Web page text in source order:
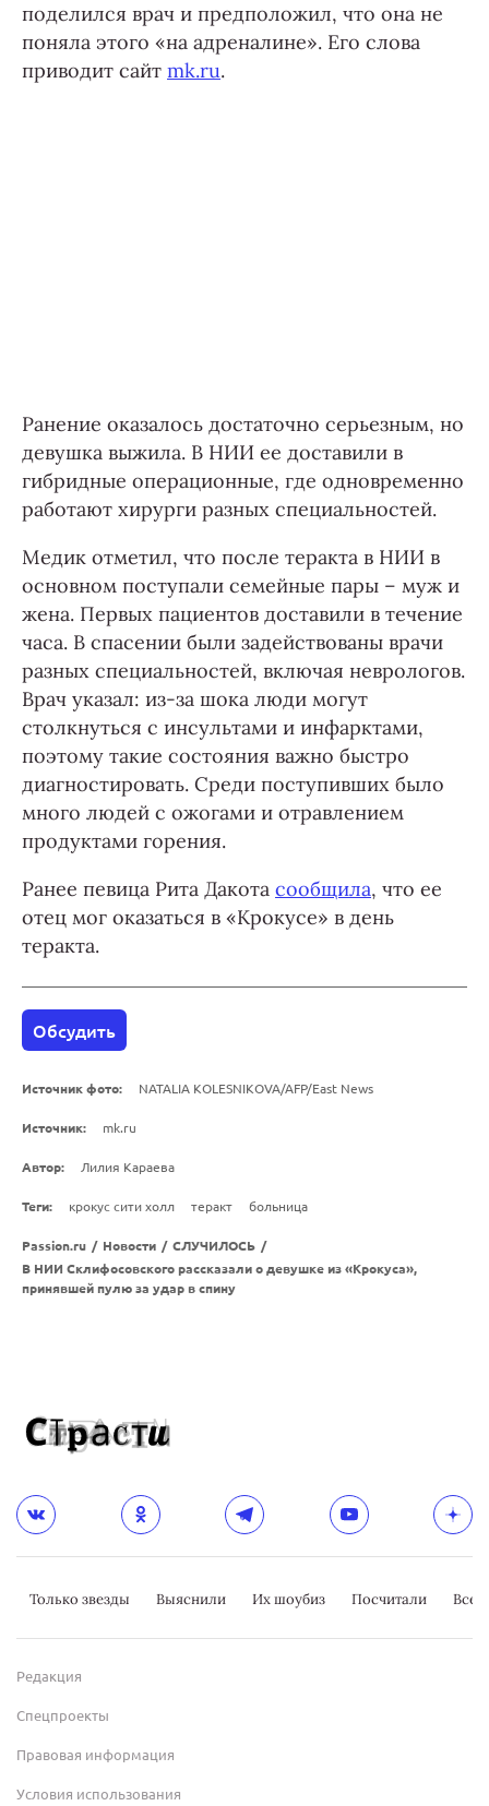
поделился врач и предположил, что она не
поняла этого «на адреналине». Его слова
приводит сайт mk.ru.
Ранение оказалось достаточно серьезным, но
девушка выжила. В НИИ ее доставили в
гибридные операционные, где одновременно
работают хирурги разных специальностей.
Медик отметил, что после теракта в НИИ в
основном поступали семейные пары – муж и
жена. Первых пациентов доставили в течение
часа. В спасении были задействованы врачи
разных специальностей, включая неврологов.
Врач указал: из-за шока люди могут
столкнуться с инсультами и инфарктами,
поэтому такие состояния важно быстро
диагностировать. Среди поступивших было
много людей с ожогами и отравлением
продуктами горения.
Ранее певица Рита Дакота сообщила, что ее
отец мог оказаться в «Крокусе» в день
теракта.
Обсудить
Источник фото: NATALIA KOLESNIKOVA/AFP/East News
Источник: mk.ru
Автор: Лилия Караева
Теги: крокус сити холл теракт больница
Passion.ru / Новости / СЛУЧИЛОСЬ /
В НИИ Склифосовского рассказали о девушке из «Крокуса»,
принявшей пулю за удар в спину
Только звезды Выяснили Их шоубиз Посчитали
Редакция
Спецпроекты
Правовая информация
Условия использования